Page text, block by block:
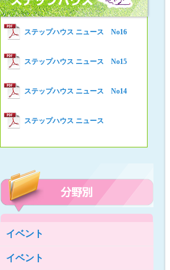
Women’s Shelter HELP News No75
Women’s Shelter HELP News
ス No.93
女性の家HELP ネットワークニュー
ス No.92
女性の家HELP ネットワークニュー
ス No.91
女性の家HELP ネットワークニュー
ス No.90
女性の家HELP ネットワークニュー
ス No.89
女性の家HELP ネットワークニュー
ス No.87
女性の家HELP ネットワークニュー
女性の家HELP ネットワークニュー
ス No.85
女性の家HELP ネットワークニュー
ステップハウス ニュース No16
ステップハウス ニュース No15
ステップハウス ニュース No14
ステップハウス ニュース
イベント
イベント